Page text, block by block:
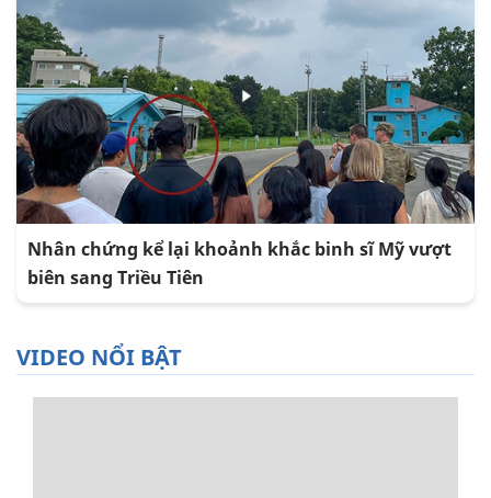
Nhân chứng kể lại khoảnh khắc binh sĩ Mỹ vượt
biên sang Triều Tiên
VIDEO NỔI BẬT